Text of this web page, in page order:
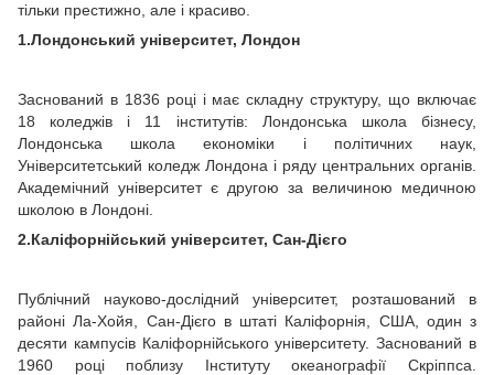
тільки престижно, але і красиво.
1.Лондонський університет, Лондон
Заснований в 1836 році і має складну структуру, що включає
18 коледжів і 11 інститутів: Лондонська школа бізнесу,
Лондонська школа економіки і політичних наук,
Університетський коледж Лондона і ряду центральних органів.
Академічний університет є другою за величиною медичною
школою в Лондоні.
2.Каліфорнійський університет, Сан-Дієго
Публічний науково-дослідний університет, розташований в
районі Ла-Хойя, Сан-Дієго в штаті Каліфорнія, США, один з
десяти кампусів Каліфорнійського університету. Заснований в
1960 році поблизу Інституту океанографії Скріппса.